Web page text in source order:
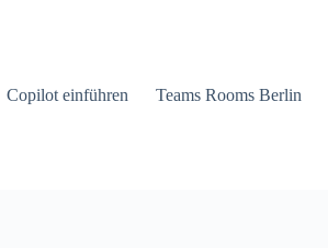
Copilot einführen Teams Rooms Berlin